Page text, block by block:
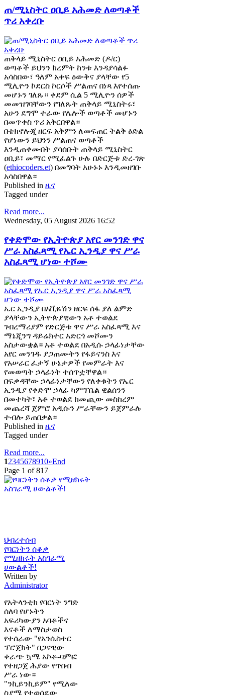
ጠ/ሚኒስትር ዐቢይ አሕመድ ለወጣቶች
ጥሪ አቀረቡ
ጠቅላይ ሚኒስትር ዐቢይ አሕመድ (ዶ/ር)
ወጣቶች ይህንን ክረምት ከንቱ እንዳያሳልፉ
አሳስበው፣ ዓለም አቀፍ ዕውቅና ያላቸው የ5
ሚሊዮን ኮደርስ ኮርሶች ሥልጠና በነጻ እየተሰጡ
መሆኑን ገለጹ። ቀደም ሲል 5 ሚሊዮን ሰዎች
መመዝገባቸውን የገለጹት ጠቅላይ ሚኒስትሩ፣
አሁን ደግሞ ተራው የሌሎች ወጣቶች መሆኑን
በመጥቀስ ጥሪ አቅርበዋል።
በቴክኖሎጂ ዘርፍ አቅምን ለመፍጠር ትልቅ ዕድል
የሆነውን ይህንን ሥልጠና ወጣቶች
እንዲጠቀሙበት ያሳሰቡት ጠቅላይ ሚኒስትር
ዐቢይ፣ መማር የሚፈልጉ ሁሉ በድርጅቱ ድረ-ገጽ
(ethiocoders.et) በመግባት አሁኑኑ እንዲመዘገቡ
አሳስበዋል።
Published in ዜና
Tagged under
Read more...
Wednesday, 05 August 2026 16:52
የቀድሞው የኢትዮጵያ አየር መንገድ ዋና
ሥራ አስፈጻሚ የኤር ኢንዲያ ዋና ሥራ
አስፈጻሚ ሆነው ተሾሙ
ኤር ኢንዲያ በአቪዬሽን ዘርፍ ሰፋ ያለ ልምድ
ያላቸውን ኢትዮጵያዊውን አቶ ተወልደ
ገብረማሪያም የድርጅቱ ዋና ሥራ አስፈጻሚ እና
ማኔጂንግ ዳይሬክተር አድርጎ መሾሙን
አስታውቋል። አቶ ተወልደ በአዲሱ ኃላፊነታቸው
አየር መንገዱ ያጋጠሙትን የፋይናንስ እና
የአሠራር ፈታኝ ሁኔታዎች የመምራት እና
የመወጣት ኃላፊነት ተሰጥቷቸዋል።
በፍቃዳቸው ኃላፊነታቸውን የለቀቁትን የኤር
ኢንዲያ የቀድሞ ኃላፊ ካምፕቤል ዊልሰንን
በመተካት፣ አቶ ተወልደ ከመጪው መስከረም
መጨረሻ ጀምሮ አዲሱን ሥራቸውን ይጀምራሉ
ተብሎ ይጠበቃል።
Published in ዜና
Tagged under
Read more...
12345678910»End
Page 1 of 817
ህብረተሰብ
የባርነትን ሰቆቃ
የሚዘክሩት አስገራሚ
ሀውልቶች!
Written by
Administrator
የአትላንቲክ የባርነት ንግድ
ሰለባ የሆኑትን
አፍሪካውያን አባቶችና
እናቶች ለማስታወስ
የተሰራው "የአንሴስተር
ፕሮጀክት" በጋናዊው
ቀራጭ ኳሜ አኮቶ-ባምፎ
የተዘጋጀ ሕያው የጥበብ
ሥራ ነው።
"ንኪይንኪይም" የሚለው
ስያሜ የተወሰደው